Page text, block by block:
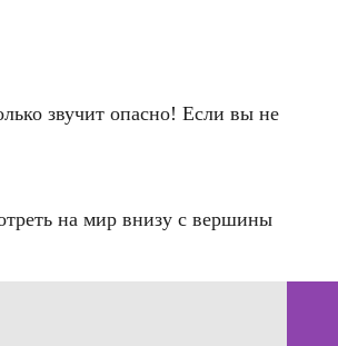
звучит опасно! Если вы не
на мир внизу с вершины